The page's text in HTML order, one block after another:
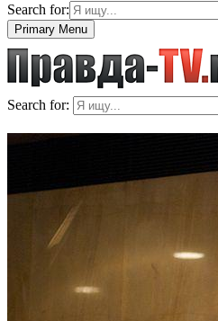
Search for:
Primary Menu
Search for: